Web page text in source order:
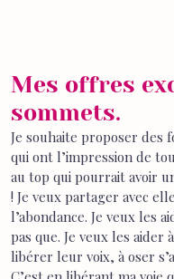
Mes offres
sommets.
Je souhaite proposer
qui ont l’impression de
au top qui pourrait avoir
! Je veux partager avec
l’abondance. Je veux les
pas que. Je veux les
libérer leur voix, à oser